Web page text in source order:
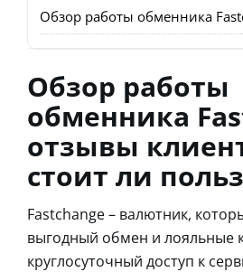
Обзор работы обменника
Обзор работы
обменника
отзывы
стоит ли
Fastchange – валютник,
выгодный обмен и лояльные
круглосуточный доступ к